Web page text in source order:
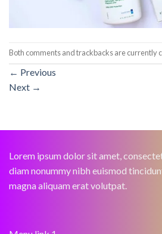
Both comments and trackbacks are currently
← Previous
Next →
Lorem ipsum dolor sit amet,
diam nonummy nibh euismod
magna aliquam erat volutpat.